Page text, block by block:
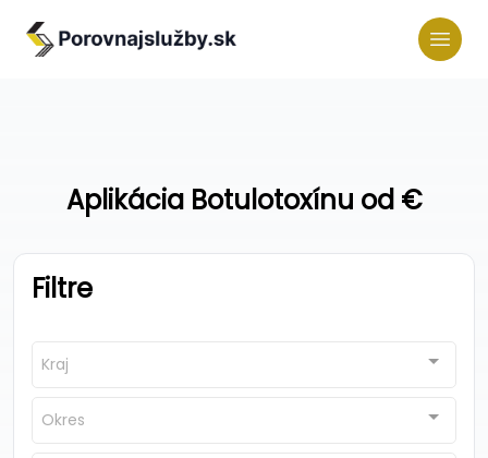
Aplikácia Botulotoxínu od €
Filtre
Kraj
Okres